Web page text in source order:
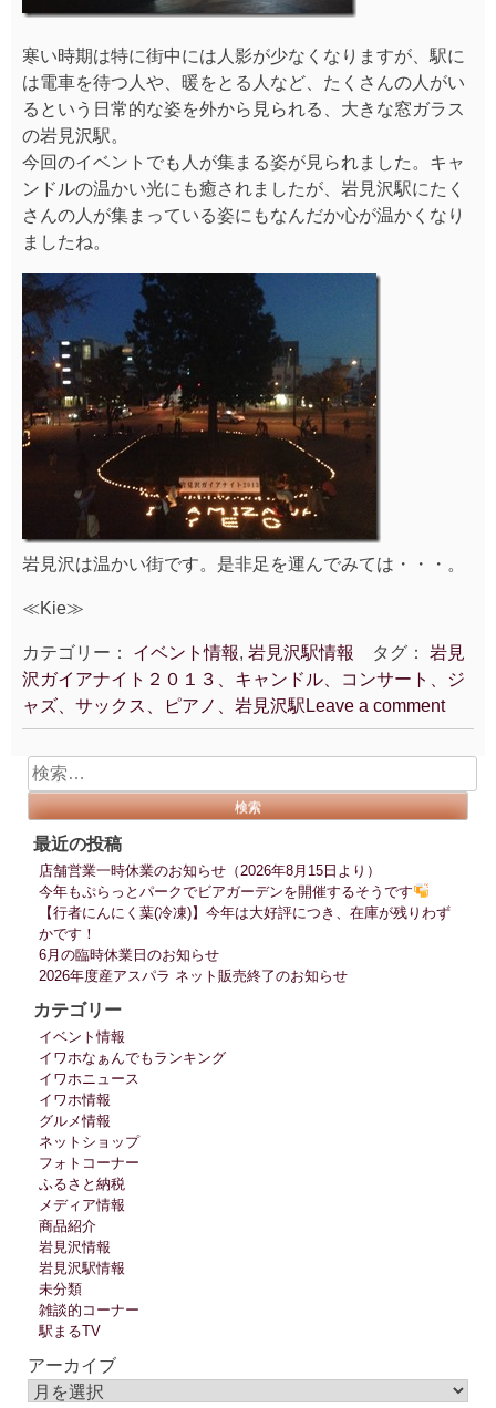
寒い時期は特に街中には人影が少なくなりますが、駅に
は電車を待つ人や、暖をとる人など、たくさんの人がい
るという日常的な姿を外から見られる、大きな窓ガラス
の岩見沢駅。
今回のイベントでも人が集まる姿が見られました。キャ
ンドルの温かい光にも癒されましたが、岩見沢駅にたく
さんの人が集まっている姿にもなんだか心が温かくなり
ましたね。
岩見沢は温かい街です。是非足を運んでみては・・・。
≪Kie≫
カテゴリー： イベント情報, 岩見沢駅情報 タグ： 岩見
沢ガイアナイト２０１３、キャンドル、コンサート、ジ
ャズ、サックス、ピアノ、岩見沢駅 Leave a comment
検
索:
最近の投稿
店舗営業一時休業のお知らせ（2026年8月15日より）
今年もぷらっとパークでビアガーデンを開催するそうです
【行者にんにく葉(冷凍)】今年は大好評につき、在庫が残りわず
かです！
6月の臨時休業日のお知らせ
2026年度産アスパラ ネット販売終了のお知らせ
カテゴリー
イベント情報
イワホなぁんでもランキング
イワホニュース
イワホ情報
グルメ情報
ネットショップ
フォトコーナー
ふるさと納税
メディア情報
商品紹介
岩見沢情報
岩見沢駅情報
未分類
雑談的コーナー
駅まるTV
アーカイブ